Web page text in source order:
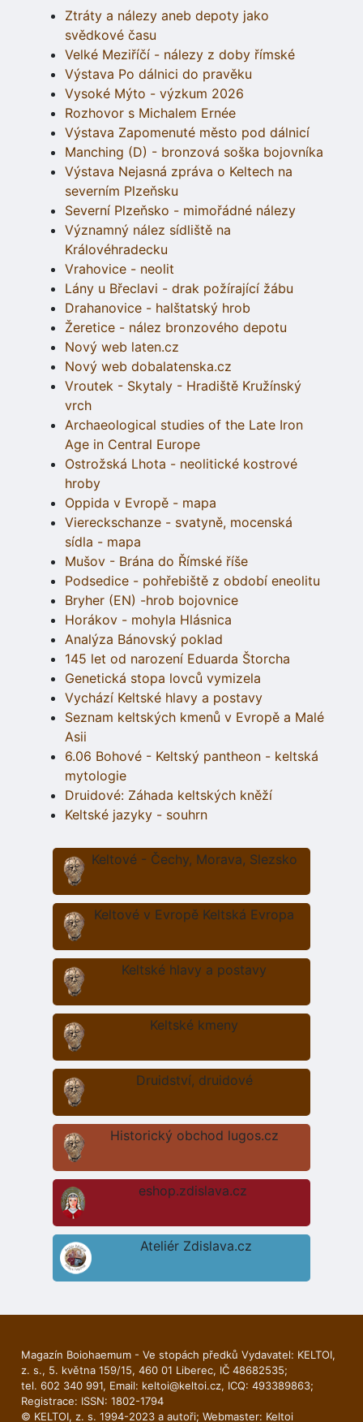
Ztráty a nálezy aneb depoty jako
svědkové času
Velké Meziříčí - nálezy z doby římské
Výstava Po dálnici do pravěku
Vysoké Mýto - výzkum 2026
Rozhovor s Michalem Ernée
Výstava Zapomenuté město pod dálnicí
Manching (D) - bronzová soška bojovníka
Výstava Nejasná zpráva o Keltech na
severním Plzeňsku
Severní Plzeňsko - mimořádné nálezy
Významný nález sídliště na
Královéhradecku
Vrahovice - neolit
Lány u Břeclavi - drak požírající žábu
Drahanovice - halštatský hrob
Žeretice - nález bronzového depotu
Nový web laten.cz
Nový web dobalatenska.cz
Vroutek - Skytaly - Hradiště Kružínský
vrch
Archaeological studies of the Late Iron
Age in Central Europe
Ostrožská Lhota - neolitické kostrové
hroby
Oppida v Evropě - mapa
Viereckschanze - svatyně, mocenská
sídla - mapa
Mušov - Brána do Římské říše
Podsedice - pohřebiště z období eneolitu
Bryher (EN) -hrob bojovnice
Horákov - mohyla Hlásnica
Analýza Bánovský poklad
145 let od narození Eduarda Štorcha
Genetická stopa lovců vymizela
Vychází Keltské hlavy a postavy
Seznam keltských kmenů v Evropě a Malé
Asii
6.06 Bohové - Keltský pantheon - keltská
mytologie
Druidové: Záhada keltských kněží
Keltské jazyky - souhrn
Keltové - Čechy, Morava, Slezsko
Keltové v Evropě Keltská Evropa
Keltské hlavy a postavy
Keltské kmeny
Druidství, druidové
Historický obchod lugos.cz
eshop.zdislava.cz
Ateliér Zdislava.cz
Magazín Boiohaemum - Ve stopách předků Vydavatel: KELTOI,
z. s., 5. května 159/15, 460 01 Liberec, IČ 48682535;
tel. 602 340 991, Email: keltoi@keltoi.cz, ICQ: 493389863;
Registrace: ISSN: 1802-1794
© KELTOI, z. s. 1994-2023 a autoři; Webmaster: Keltoi